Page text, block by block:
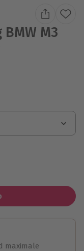
M3
maximale